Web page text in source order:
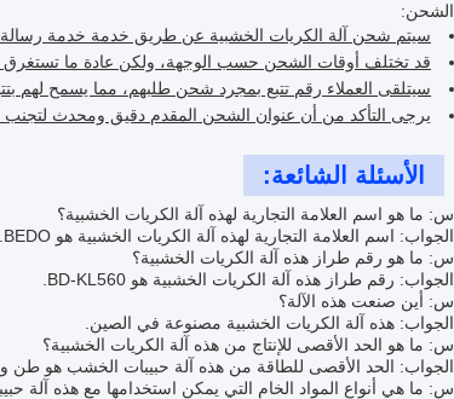
الشحن:
سيتم شحن آلة الكريات الخشبية عن طريق خدمة خدمة
قد تختلف أوقات الشحن حسب الوجهة، ولكن عادة ما تستغرق ما بين 5 إلى 10
سيتلقى العملاء رقم تتبع بمجرد شحن طلبهم، مما يسمح لهم
يرجى التأكد من أن عنوان الشحن المقدم دقيق ومحدث لتجنب
الأسئلة الشائعة:
س: ما هو اسم العلامة التجارية لهذه آلة الكريات الخشبية؟
الجواب: اسم العلامة التجارية لهذه آلة الكريات الخشبية هو BEDO.
س: ما هو رقم طراز هذه آلة الكريات الخشبية؟
الجواب: رقم طراز هذه آلة الكريات الخشبية هو BD-KL560.
س: أين صنعت هذه الآلة؟
الجواب: هذه آلة الكريات الخشبية مصنوعة في الصين.
س: ما هو الحد الأقصى للإنتاج من هذه آلة الكريات الخشبية؟
الجواب: الحد الأقصى للطاقة من هذه آلة حبيبات الخشب هو طن
س: ما هي أنواع المواد الخام التي يمكن استخدامها مع هذه آلة